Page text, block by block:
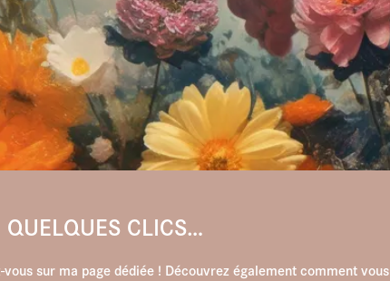
QUELQUES CLICS…
sur ma page dédiée ! Découvrez également comment vous